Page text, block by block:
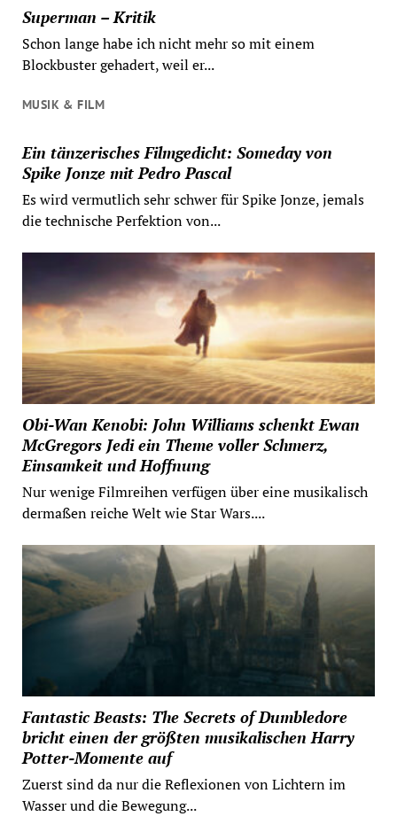
Superman – Kritik
Schon lange habe ich nicht mehr so mit einem
Blockbuster gehadert, weil er...
MUSIK & FILM
Ein tänzerisches Filmgedicht: Someday von
Spike Jonze mit Pedro Pascal
Es wird vermutlich sehr schwer für Spike Jonze, jemals
die technische Perfektion von...
Obi-Wan Kenobi: John Williams schenkt Ewan
McGregors Jedi ein Theme voller Schmerz,
Einsamkeit und Hoffnung
Nur wenige Filmreihen verfügen über eine musikalisch
dermaßen reiche Welt wie Star Wars....
Fantastic Beasts: The Secrets of Dumbledore
bricht einen der größten musikalischen Harry
Potter-Momente auf
Zuerst sind da nur die Reflexionen von Lichtern im
Wasser und die Bewegung...